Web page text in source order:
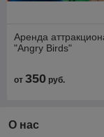
Аренда
"Angry Birds"
от 350 руб.
О нас